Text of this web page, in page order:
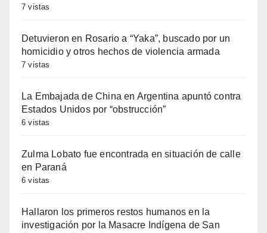
7 vistas
Detuvieron en Rosario a “Yaka”, buscado por un
homicidio y otros hechos de violencia armada
7 vistas
La Embajada de China en Argentina apuntó contra
Estados Unidos por “obstrucción”
6 vistas
Zulma Lobato fue encontrada en situación de calle
en Paraná
6 vistas
Hallaron los primeros restos humanos en la
investigación por la Masacre Indígena de San